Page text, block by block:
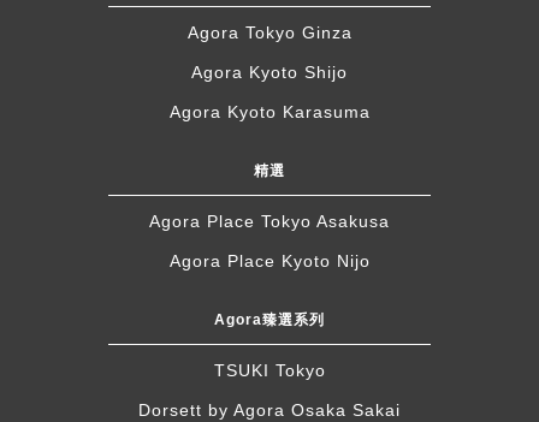
Agora Tokyo Ginza
Agora Kyoto Shijo
Agora Kyoto Karasuma
精選
Agora Place Tokyo Asakusa
Agora Place Kyoto Nijo
Agora臻選系列
TSUKI Tokyo
Dorsett by Agora Osaka Sakai